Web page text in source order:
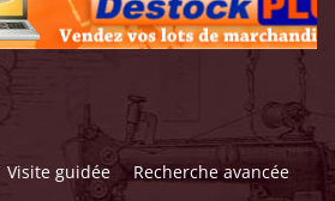
Visite guidée Recherche avancée